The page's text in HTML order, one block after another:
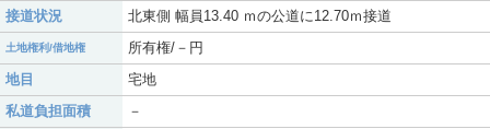
接道状況
北東側 幅員13.40 ｍの公道に12.70ｍ接道
土地権利/借地権
所有権/－円
地目
宅地
私道負担面積
－